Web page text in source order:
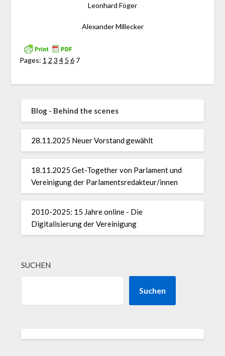
Leonhard Föger
Alexander Millecker
Pages: 1 2 3 4 5 6 7
Blog - Behind the scenes
28.11.2025 Neuer Vorstand gewählt
18.11.2025 Get-Together von Parlament und
Vereinigung der Parlamentsredakteur/innen
2010-2025: 15 Jahre online - Die
Digitalisierung der Vereinigung
SUCHEN
Suchen